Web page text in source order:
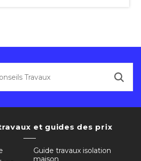
et guides des prix
Guide travaux isolation
maison